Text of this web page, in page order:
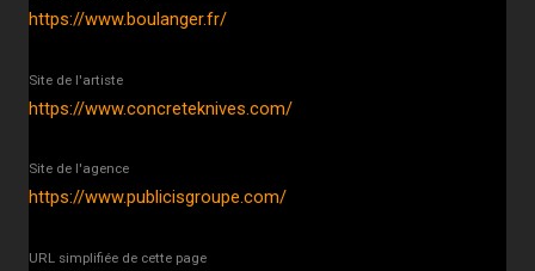
https://www.boulanger.fr/
Site de l'artiste
https://www.concreteknives.com/
Site de l'agence
https://www.publicisgroupe.com/
URL simplifiée de cette page